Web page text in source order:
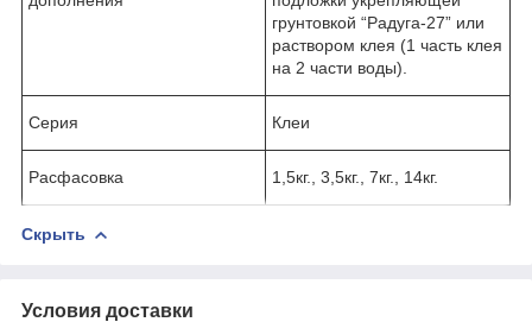
грунтовкой “Радуга-27” или
раствором клея (1 часть клея
на 2 части воды).
Серия Клеи
Расфасовка 1,5кг., 3,5кг., 7кг., 14кг.
Скрыть
Условия доставки